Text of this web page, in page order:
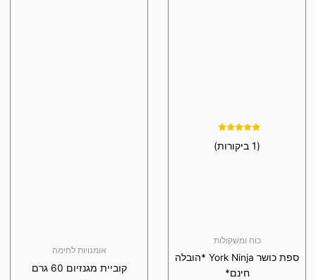
כוח ומשקולות
ספת כושר York Ninja *הובלה
חינם*
אומנויות לחימה
קוביית מגנזיום 60 גרם